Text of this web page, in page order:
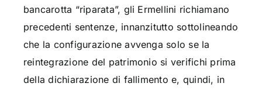
bancarotta “riparata”, gli Ermellini richiamano
precedenti sentenze, innanzitutto sottolineando
che la configurazione avvenga solo se la
reintegrazione del patrimonio si verifichi prima
della dichiarazione di fallimento e, quindi, in